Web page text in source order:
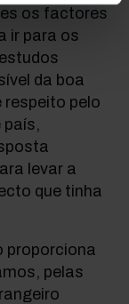
os factores
ir para os
da boa
pelo
país,
levar a
que tinha
proporciona
pelas